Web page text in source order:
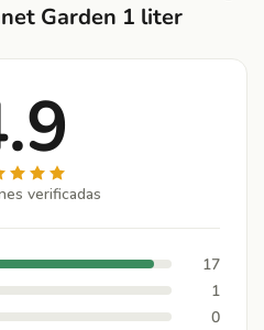
Garden 1 liter
verificadas
17
1
0